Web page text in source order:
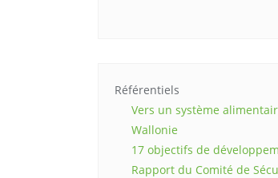
Référentiels
Vers un système
Wallonie
17 objectifs de
Rapport du Comité de